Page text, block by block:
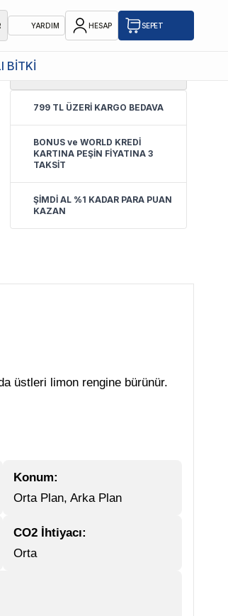
YARDIM HESAP SEPET
BİTKİ
4.6
799 TL ÜZERİ KARGO BEDAVA
BONUS ve WORLD KREDİ
KARTINA PEŞİN FİYATINA 3
TAKSİT
ŞİMDİ AL %1 KADAR PARA PUAN
KAZAN
üstleri limon rengine bürünür.
Konum:
Orta Plan, Arka Plan
CO2 İhtiyacı:
Orta